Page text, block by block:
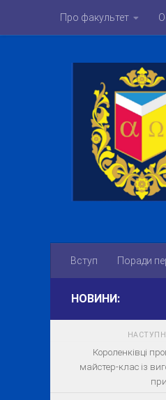
Skip to contentПро факультет
Вступ Поради
НОВИНИ:
Короленківці
майстер-клас із